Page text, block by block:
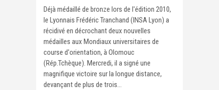
Déjà médaillé de bronze lors de l'édition 2010,
le Lyonnais Frédéric Tranchand (INSA Lyon) a
récidivé en décrochant deux nouvelles
médailles aux Mondiaux universitaires de
course d'orientation, à Olomouc
(Rép.Tchèque). Mercredi, il a signé une
magnifique victoire sur la longue distance,
devançant de plus de trois...